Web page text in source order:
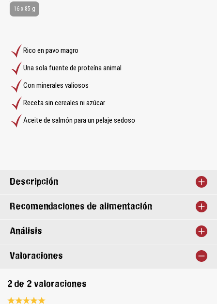
Rico en pavo magro
Una sola fuente de proteína animal
Con minerales valiosos
Receta sin cereales ni azúcar
Aceite de salmón para un pelaje sedoso
16 x 85 g
Descripción
Recomendaciones de alimentación
Análisis
Valoraciones
2 de 2 valoraciones